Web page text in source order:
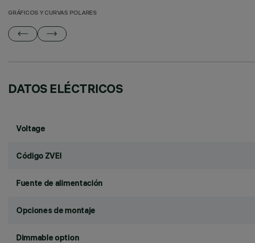
GRÁFICOS Y CURVAS POLARES
DATOS ELÉCTRICOS
Voltage
Código ZVEI
Fuente de alimentación
Opciones de montaje
Dimmable option